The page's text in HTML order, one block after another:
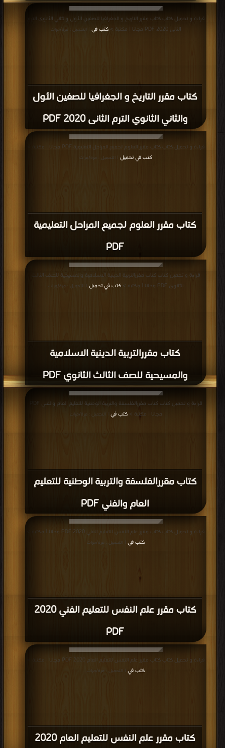
كتاب مقرر التاريخ و الجغرافيا للصفين الأول
والثاني الثانوي الترم الثانى 2020 PDF
قراءة و تحميل كتاب كتاب مقرر التاريخ و الجغرافيا للصفين الأول والثاني الثانوي الترم
الثانى 2020 PDF مجانا | مكتبة >
كتب في | التحميل : مرة/مرات
كتاب مقرر العلوم لجميع المراحل التعليمية
PDF
قراءة و تحميل كتاب كتاب مقرر العلوم لجميع المراحل التعليمية PDF مجانا | مكتبة >
كتب في تحميل
| التحميل : مرة/مرات
كتاب مقررالتربية الدينية الاسلامية
والمسيحية للصف الثالث الثانوي PDF
قراءة و تحميل كتاب كتاب مقررالتربية الدينية الاسلامية والمسيحية للصف الثالث
الثانوي PDF مجانا | مكتبة >
كتب في تحميل | التحميل : مرة/مرات
كتاب مقررالفلسفة والتربية الوطنية للتعليم
العام والفني PDF
قراءة و تحميل كتاب كتاب مقررالفلسفة والتربية الوطنية للتعليم العام والفني PDF
مجانا | مكتبة >كتب في | التحميل : مرة/مرات
كتاب مقرر علم النفس للتعليم الفني 2020
PDF
قراءة و تحميل كتاب كتاب مقرر علم النفس للتعليم الفني 2020 PDF مجانا | مكتبة >
كتب في
| التحميل : مرة/مرات
كتاب مقرر علم النفس للتعليم العام 2020
قراءة و تحميل كتاب كتاب مقرر علم النفس للتعليم العام 2020 PDF مجانا | مكتبة >
كتب في
| التحميل : مرة/مرات